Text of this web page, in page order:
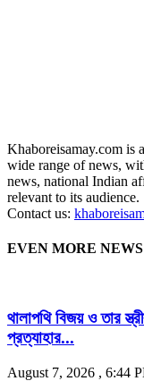
Khaboreisamay.com is
wide range of news,
news, national Indian
relevant to its audience.
Contact us:
EVEN MORE NEWS
থালাপথি বিজয় ও তার
প্রত্যাহার...
August 7, 2026 , 6:44